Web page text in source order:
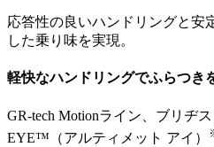
応答性の良いハンドリングと安
した乗り味を実現。
軽快なハンドリングでふらつき
GR-tech Motionライン、ブリヂ
EYE™（アルティメット アイ）